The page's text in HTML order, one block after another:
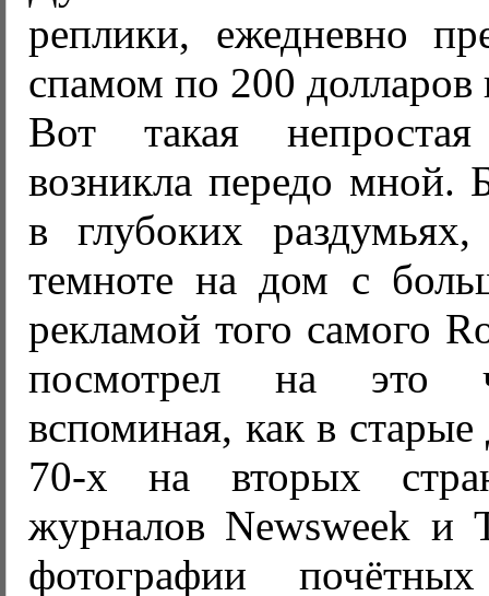
реплики, ежедневно
спамом по 200 долларов
Вот такая
возникла передо мной.
в глубоких
темноте на дом с
рекламой того самого
посмотрел на это
вспоминая, как в
70-х на вторых
журналов Newsweek и
фотографии